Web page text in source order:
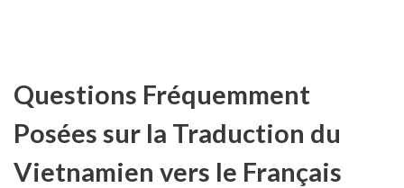
Questions Fréquemment
Posées sur la Traduction du
Vietnamien vers le Français